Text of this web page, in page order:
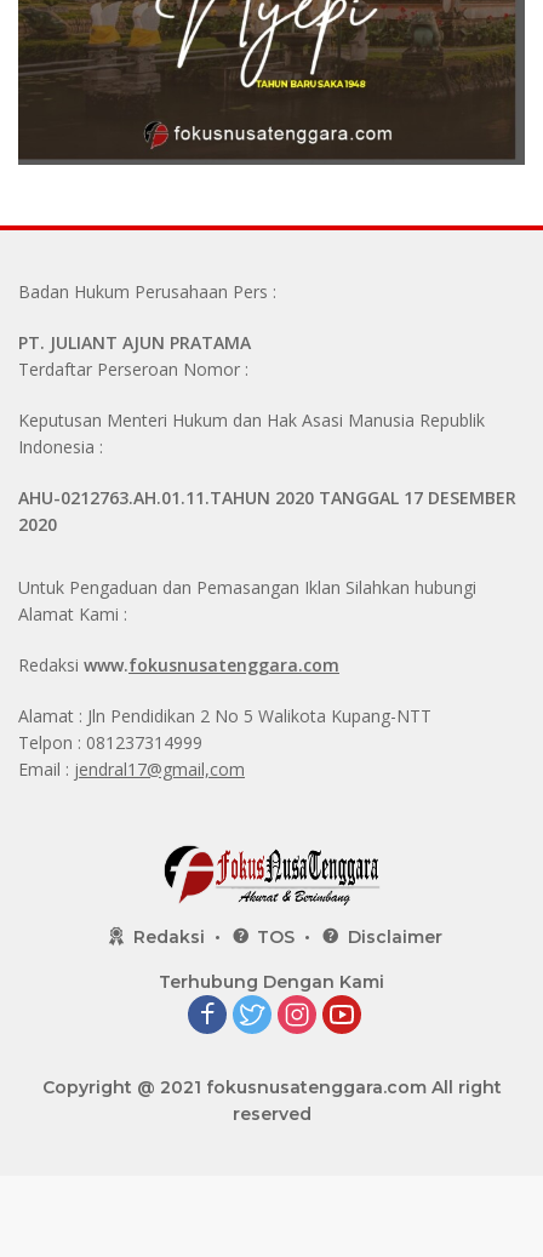
Badan Hukum Perusahaan Pers :
PT. JULIANT AJUN PRATAMA
Terdaftar Perseroan Nomor :
Keputusan Menteri Hukum dan Hak Asasi Manusia Republik
Indonesia :
AHU-0212763.AH.01.11.TAHUN 2020 TANGGAL 17 DESEMBER
2020
Untuk Pengaduan dan Pemasangan Iklan Silahkan hubungi
Alamat Kami :
Redaksi www.fokusnusatenggara.com
Alamat : Jln Pendidikan 2 No 5 Walikota Kupang-NTT
Telpon : 081237314999
Email : jendral17@gmail,com
Redaksi TOS Disclaimer
Terhubung Dengan Kami
Copyright @ 2021 fokusnusatenggara.comAll right
reserved